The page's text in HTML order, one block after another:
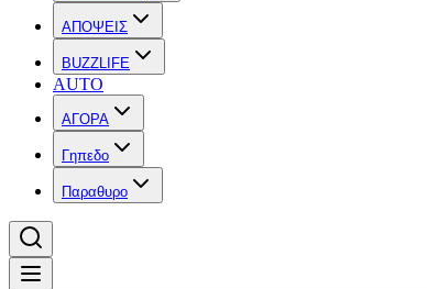
ΑΠΟΨΕΙΣ
BUZZLIFE
AUTO
ΑΓΟΡΑ
Γηπεδο
Παραθυρο